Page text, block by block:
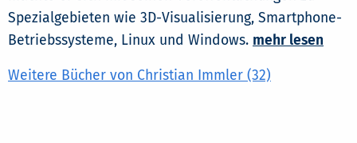
Spezialgebieten wie 3D-Visualisierung, Smartphone-
Betriebssysteme, Linux und Windows. mehr lesen
Weitere Bücher von Christian Immler (32)